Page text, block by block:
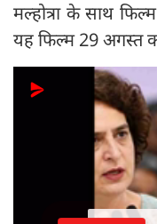
मल्होत्रा के साथ
यह फिल्म 29 अगस्त